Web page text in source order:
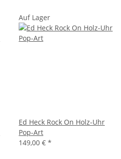
Auf Lager
Ed Heck Rock On Holz-Uhr
Pop-Art
149,00 € *